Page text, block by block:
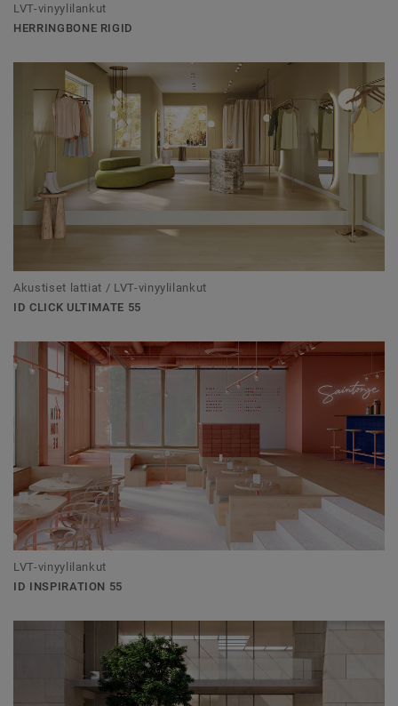
LVT-vinyylilankut
HERRINGBONE RIGID
Akustiset lattiat / LVT-vinyylilankut
ID CLICK ULTIMATE 55
LVT-vinyylilankut
ID INSPIRATION 55